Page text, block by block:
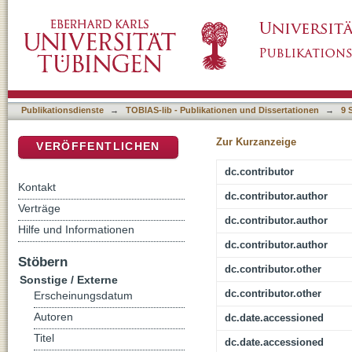
Publikationsdienste → TOBIAS-lib - Publikationen und Dissertationen → 9
Zur Kurzanzeige
dc.contributor
dc.contributor.author
dc.contributor.author
dc.contributor.author
dc.contributor.other
dc.contributor.other
dc.date.accessioned
dc.date.accessioned
VERÖFFENTLICHEN
Kontakt
Verträge
Hilfe und Informationen
Stöbern
Sonstige / Externe
Erscheinungsdatum
Autoren
Titel